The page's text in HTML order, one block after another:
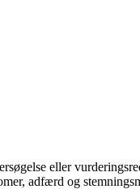
eller
adfærd og